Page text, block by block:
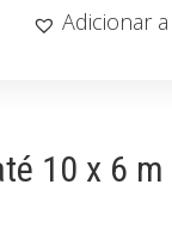
ROBÔAdicionar
10 x 6 m